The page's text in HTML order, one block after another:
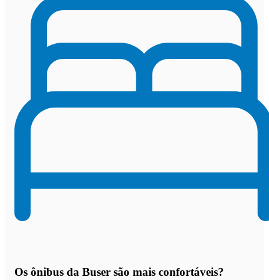
Os ônibus da Buser são mais confortáveis?